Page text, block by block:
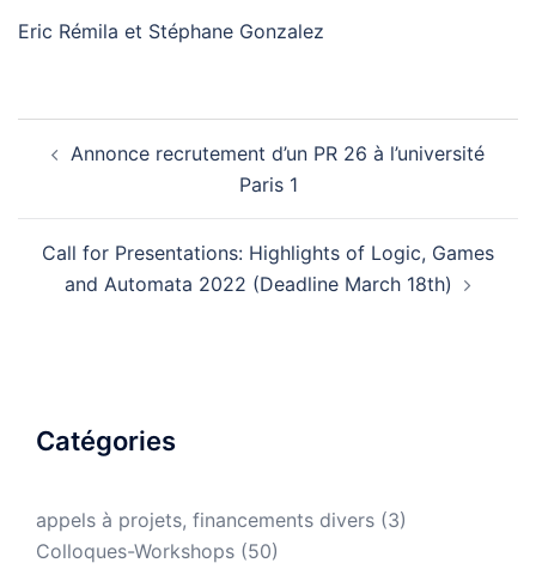
Eric Rémila et Stéphane Gonzalez
Annonce recrutement d’un PR 26 à l’université
Paris 1
Call for Presentations: Highlights of Logic, Games
and Automata 2022 (Deadline March 18th)
Catégories
appels à projets, financements divers (3)
Colloques-Workshops (50)